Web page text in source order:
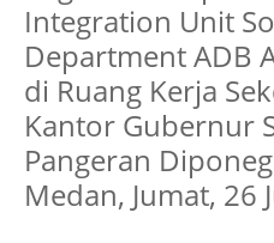
Integration Unit
Department ADB
di Ruang Kerja
Kantor Gubernur
Pangeran
Medan, Jumat, 26